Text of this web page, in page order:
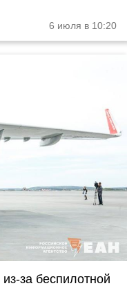
6 июля в 10:20
за беспилотной